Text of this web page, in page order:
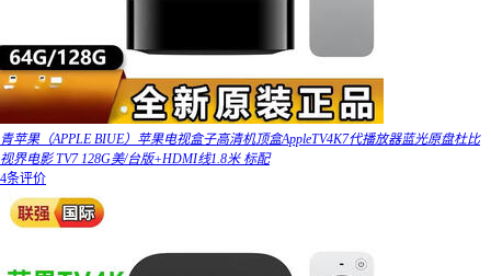
青苹果（APPLE BIUE）苹果电视盒子高清机顶盒AppleTV4K7代播放器蓝光原盘杜比
视界电影 TV7 128G美/台版+HDMI线1.8米 标配
4条评价